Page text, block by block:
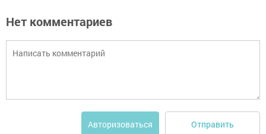
Нет комментариев
Авторизоваться Отправить